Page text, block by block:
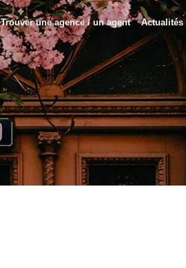
Trouver une agence / un agent Actualités